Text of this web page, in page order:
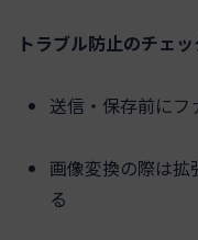
トラブル防止のチェ
送信・保存前に
画像変換の際は拡
る